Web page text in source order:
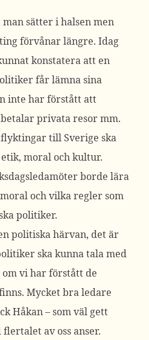
sätter i halsen men
förvånar längre. Idag
konstatera att en
får lämna sina
inte har förstått att
privata resor mm.
till Sverige ska
moral och kultur.
borde lära
och vilka regler som
politiker.
politiska härvan, det är
ska kunna tala med
vi har förstått de
Mycket bra ledare
Håkan – som väl gett
av oss anser.